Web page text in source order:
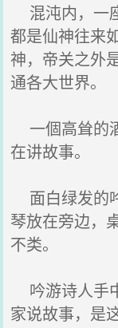
混沌内，一
都是仙神往来
神，帝关之外
通各大世界。
一個高耸的
在讲故事。
面白绿发的
琴放在旁边，
不类。
吟游诗人手
家说故事，是